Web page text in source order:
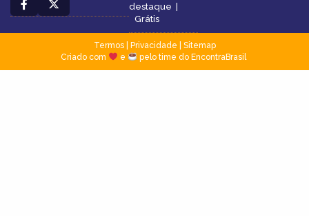
destaque |
Grátis
Termos| Privacidade
Sitemap
Criado com
e pelo time do EncontraBrasil